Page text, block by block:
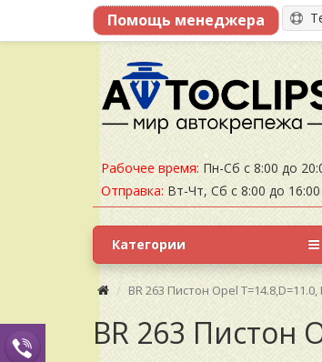
Рабочее время: Пн-Сб с 8:00 до
Отправка: Вт-Чт, Сб с 8:00 до 16:00
Категории
BR 263 Пистон Opel T=14.8,D=11.0,
BR 263 Пистон